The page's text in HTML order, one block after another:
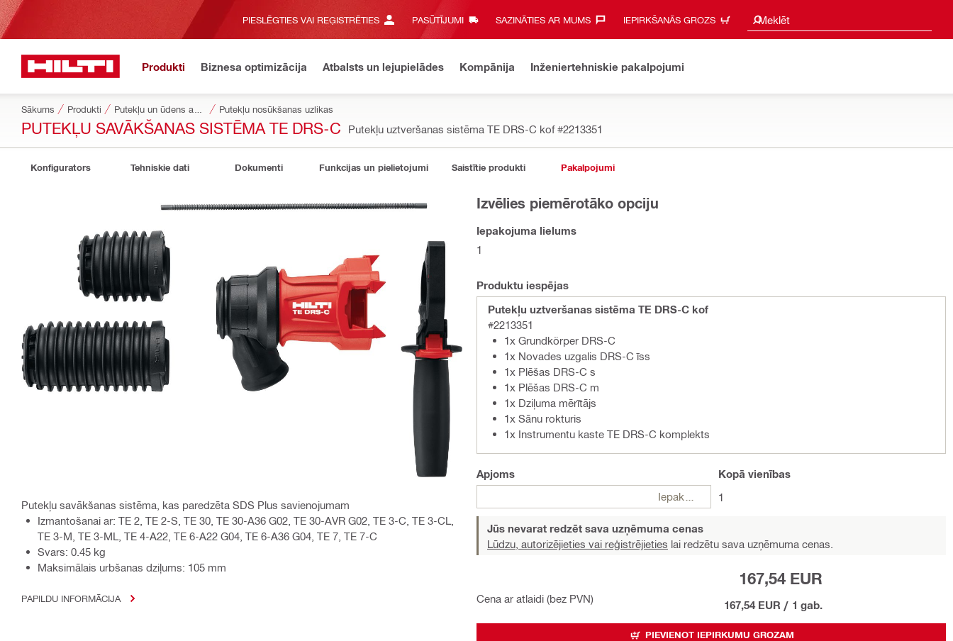
PIESLĒGTIES VAI REĢISTRĒTIES PASŪTĪJUMI SAZINĀTIES AR MUMS‎ IEPIRKŠANĀS GROZS Meklēt
Meklēšanas ieteikumi
Produkti Biznesa optimizācija Atbalsts un lejupielādes Kompānija Inženiertehniskie pakalpojumi
Sākums Produkti Putekļu nosūkšanas uzlikas
PUTEKĻU SAVĀKŠANAS SISTĒMA TE DRS-C Putekļu uztveršanas sistēma TE DRS-C kof#2213351
Konfigurators Tehniskie dati Dokumenti Funkcijas un pielietojumi Saistītie produkti Pakalpojumi
Putekļu savākšanas sistēma, kas paredzēta SDS Plus savienojumam
Izmantošanai ar: TE 2, TE 2-S, TE 30, TE 30-A36 G02, TE 30-AVR G02, TE 3-C, TE 3-CL,
TE 3-M, TE 3-ML, TE 4-A22, TE 6-A22 G04, TE 6-A36 G04, TE 7, TE 7-C
Svars: 0.45 kg
Maksimālais urbšanas dziļums: 105 mm
PAPILDU INFORMĀCIJA
Izvēlies piemērotāko opciju
Iepakojuma lielums
1
Produktu iespējas
Putekļu uztveršanas sistēma TE DRS-C kof
#2213351
1x Grundkörper DRS-C
1x Novades uzgalis DRS-C īss
1x Plēšas DRS-C s
1x Plēšas DRS-C m
1x Dziļuma mērītājs
1x Sānu rokturis
1x Instrumentu kaste TE DRS-C komplekts
Apjoms
Iepakojumi
Kopā vienības
1
Jūs nevarat redzēt sava uzņēmuma cenas
Lūdzu, autorizējieties vai reģistrējieties lai redzētu sava uzņēmuma cenas.
Cena ar atlaidi (bez PVN)
167,54 EUR
167,54 EUR / 1 gab.
PIEVIENOT IEPIRKUMU GROZAM